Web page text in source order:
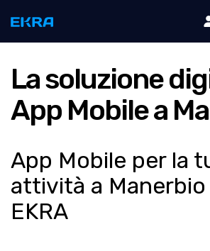
La soluzione
App Mobile a
App Mobile per la
attività a
EKRA